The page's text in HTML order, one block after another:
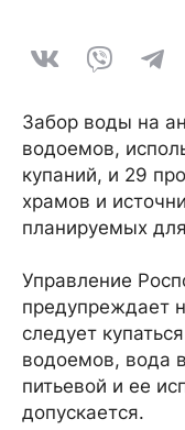
Забор воды на
водоемов,
купаний, и 29
храмов и
планируемых
Управление
предупреждает
следует
водоемов, вода
питьевой и ее
допускается.